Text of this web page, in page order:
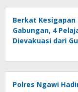
Berkat Kesigapan
Gabungan, 4
Dievakuasi dari
Polres Ngawi